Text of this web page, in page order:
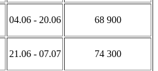
04.06 - 20.06 68 900
21.06 - 07.07 74 300